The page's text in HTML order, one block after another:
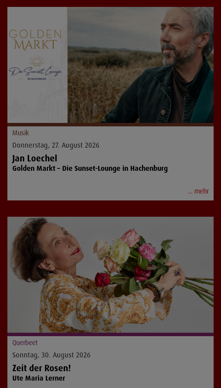
Musik
Donnerstag, 27. August 2026
Jan Loechel
Golden Markt – Die Sunset-Lounge in Hachenburg
... mehr
Querbeet
Sonntag, 30. August 2026
Zeit der Rosen!
Ute Maria Lerner